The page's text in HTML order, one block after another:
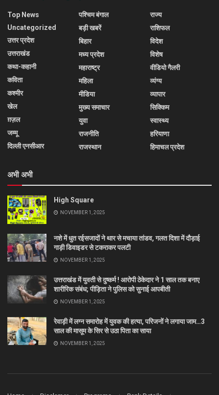
Top News
Uncategorized
उत्तर प्रदेश
उत्तराखंड
कथा-कहानी
कविता
कश्मीर
खेल
ग़ज़ल
जम्मू
दिल्ली एनसीआर
पश्चिम बंगाल
बड़ी खबरें
बिहार
मध्य प्रदेश
महाराष्ट्र
महिला
मीडिया
मुख्य समाचार
युवा
राजनीति
राजस्थान
राज्य
राशिफल
विदेश
विशेष
वीडियो गैलरी
व्यंग्य
व्यापार
सिक्किम
स्वास्थ्य
हरियाणा
हिमाचल प्रदेश
अभी अभी
High Square
NOVEMBER 1, 2025
नशे में धुत रईसजादों ने थार से मचाया तांडव, गलत दिशा में दौड़ाई
गाड़ी डिवाइडर से टकराकर पलटी
NOVEMBER 1, 2025
उत्तराखंड में युवती से दुष्कर्म ! आरोपी ठेकेदार ने 1 साल तक बनाए
शारीरिक संबंध; पीड़िता ने पुलिस को सुनाई आपबीती
NOVEMBER 1, 2025
रेवाड़ी में लग्न समारोह में युवक की हत्या, परिजनों ने लगाया जाम…3
साल की मासूम के सिर से उठा पिता का साया
NOVEMBER 1, 2025